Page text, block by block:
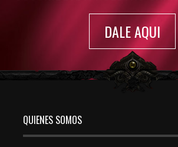
DALE AQUI
QUIENES SOMOS